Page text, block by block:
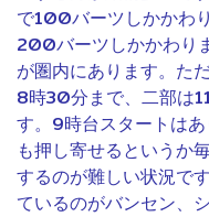
で100バーツしかかわ
200バーツしかかわり
が圏内にあります。た
8時30分まで、二部は
す。9時台スタートは
も押し寄せるというか
するのが難しい状況で
ているのがバンセン、